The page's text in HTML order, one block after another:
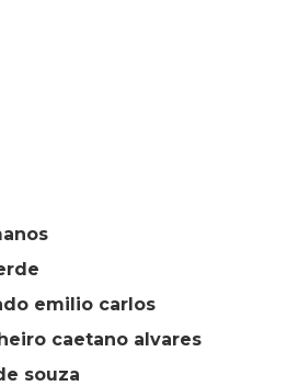
emilio carlos
caetano alvares
souza